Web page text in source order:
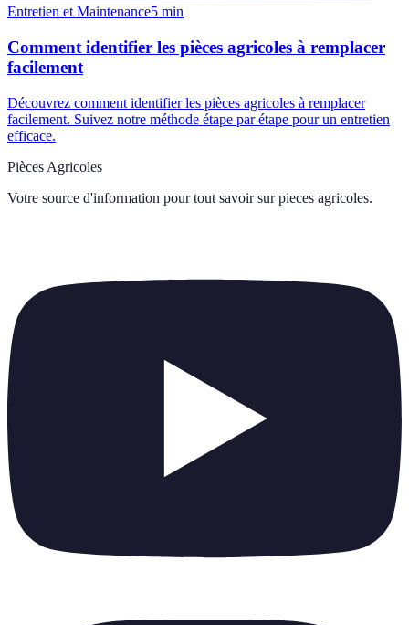
Entretien et Maintenance5 min
Comment identifier les pièces agricoles à remplacer
facilement
Découvrez comment identifier les pièces agricoles à remplacer
facilement. Suivez notre méthode étape par étape pour un entretien
efficace.
Pièces Agricoles
Votre source d'information pour tout savoir sur pieces agricoles.